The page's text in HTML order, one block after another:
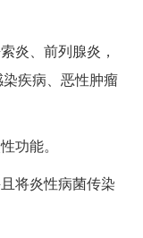
炎、前列腺炎，
疾病、恶性肿瘤
功能。
将炎性病菌传染